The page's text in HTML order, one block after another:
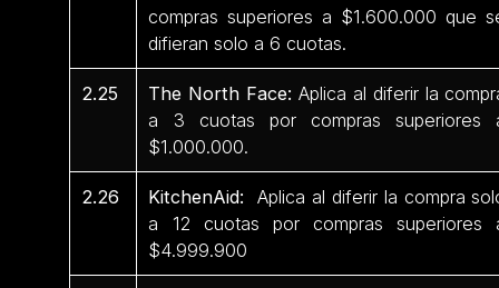
compras superiores a $1.600.000 que
difieran solo a 6 cuotas.
2.25 The North Face: Aplica al diferir la
a 3 cuotas por compras superiores
$1.000.000.
2.26 KitchenAid:Aplica al diferir la compra
a 12 cuotas por compras superiores
$4.999.900